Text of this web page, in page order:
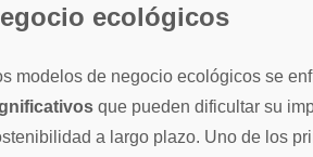
ecológicos
modelos de negocio ecológicos se
que pueden dificultar su
a largo plazo. Uno de los